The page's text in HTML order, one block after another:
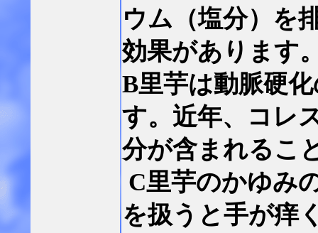
ウム（塩分）を
効果があります
B里芋は動脈硬
す。近年、コレ
分が含まれるこ
C里芋のかゆみ
を扱うと手が痒